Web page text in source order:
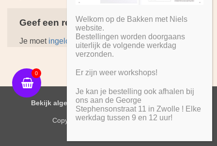
0
Geef een reactie
Je moet ingelogd zijn opom een reactie te plaatsen.
Bekijk algemene voorwaarden
Copyright 2026 ©Bakken met Niels
Welkom op de Bakken met Niels
website.
Bestellingen worden doorgaans
uiterlijk de volgende werkdag
verzonden.
Er zijn weer workshops!
Je kan je bestelling ook afhalen bij
ons aan de George
Stephensonstraat 11 in Zwolle ! Elke
werkdag tussen 9 en 12 uur!